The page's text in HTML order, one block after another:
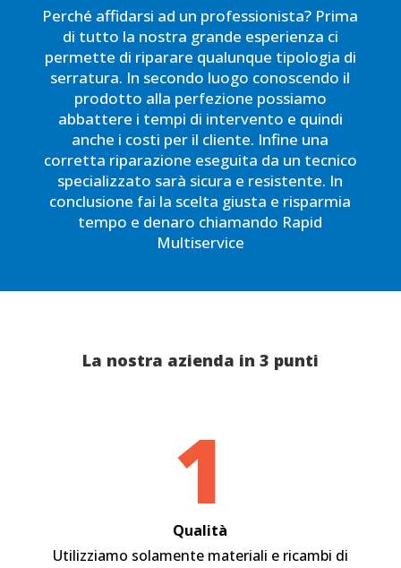
Perché affidarsi ad un professionista? Prima
di tutto la nostra grande esperienza ci
permette di riparare qualunque tipologia di
serratura. In secondo luogo conoscendo il
prodotto alla perfezione possiamo
abbattere i tempi di intervento e quindi
anche i costi per il cliente. Infine una
corretta riparazione eseguita da un tecnico
specializzato sarà sicura e resistente. In
conclusione fai la scelta giusta e risparmia
tempo e denaro chiamando Rapid
Multiservice
La nostra azienda in 3 punti
1
Qualità
Utilizziamo solamente materiali e ricambi di